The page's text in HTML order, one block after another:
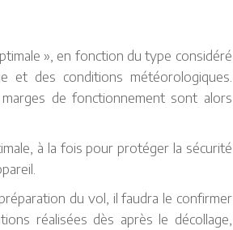
», en fonction du type considéré
et des conditions météorologiques.
de fonctionnement sont alors
à la fois pour protéger la sécurité
du vol, il faudra le confirmer
réalisées dès après le décollage,